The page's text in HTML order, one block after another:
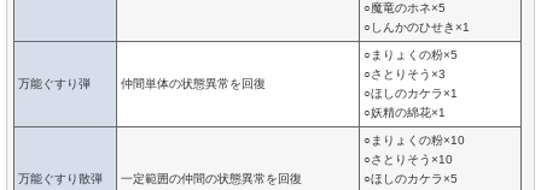
○魔竜のホネ×5
○しんかのひせき×1
万能ぐすり弾 仲間単体の状態異常を回復
○まりょくの粉×5
○さとりそう×3
○ほしのカケラ×1
○妖精の綿花×1
万能ぐすり散弾 一定範囲の仲間の状態異常を回復
○まりょくの粉×10
○さとりそう×10
○ほしのカケラ×5